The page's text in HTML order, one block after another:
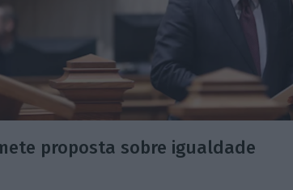
proposta sobre igualdade